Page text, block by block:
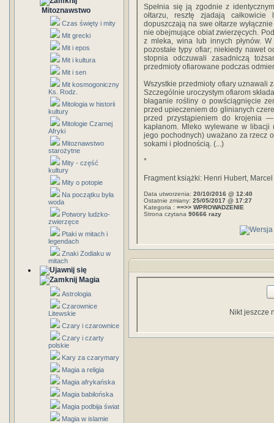
Mitoznawstwo
Czas święty i mity
Mit grecki
Mit i epos
Mit i kultura
Mit i sen
Mit kosmogoniczny
Ks. Rodz.
Mitologia w historii
kultury
Mitologie Czarnej
Afryki
Mitoznawstwo
starożytne
Mity - część
kultury
Mity o potopie
Na początku była
woda
Potwory ludzko-
zwierzęce
Ptaki w mitach i
legendach
Znaki Zodiaku w
mitach
Magia
Astrologia
Czarownice
Litewskie
Czary i czarownice
Czary i czarty
polskie
Kary za czarymary
Magia a religia
Magia afrykańska
Magia babilońska
Magia podbija świat
Magia w islamie
Spełnia się ją zgodnie z
ołtarzu, resztę zjadają
dopuszczają na swe ołtarze
nie obejmujące obiat zwierzęcych.
z mleka, wina lub innych płynów.
pozostałe typy ofiar; niekiedy nawet
stopnia odczuwali zasadniczą
przedmioty ofiarowane podczas
Wszystkie przedmioty ofiary uznawali
Szczególnie uroczystym ofiarom
błaganie rośliny o powściągnięcie
przed upieczeniem do glinianych
przed przystąpieniem do krojenia
kapłanom. Mleko wylewane w
jego pochodnych) uważano za rzecz
sokami i płodnością. (...)
*
Fragment książki: Henri Hubert,
Data utworzenia: 20/10/2016 @ 12:40
Ostatnie zmiany: 25/05/2017 @ 17:27
Kategoria : ==>> WPROWADZENIE
Strona czytana 90666 razy
Nikt jeszcze